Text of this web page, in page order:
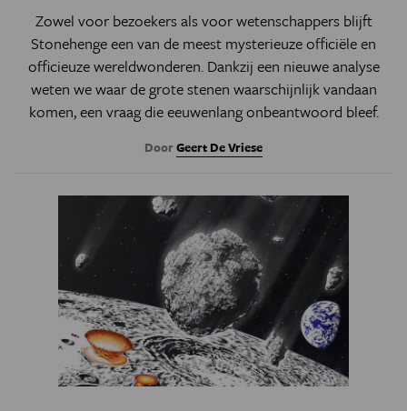
Zowel voor bezoekers als voor wetenschappers blijft
Stonehenge een van de meest mysterieuze officiële en
officieuze wereldwonderen. Dankzij een nieuwe analyse
weten we waar de grote stenen waarschijnlijk vandaan
komen, een vraag die eeuwenlang onbeantwoord bleef.
DoorGeert De Vriese